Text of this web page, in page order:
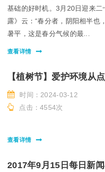
基础的好时机。3月20日迎来二
露》云：“春分者，阴阳相半也
暑平，这是春分气候的最...
查看详情
【植树节】爱护环境从
时间：2024-03-12
点击：4554次
查看详情
2017年9月15日每日新